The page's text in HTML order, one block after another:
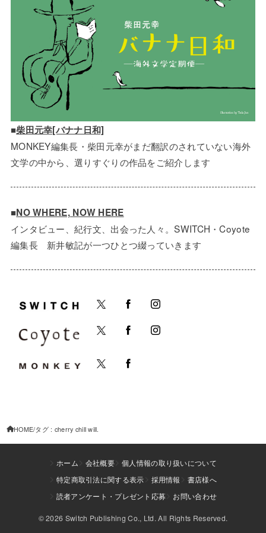
■柴田元幸[バナナ日和]
MONKEY編集長・柴田元幸がまだ翻訳のされていない海外
文学の中から、選りすぐりの作品をご紹介します
■NO WHERE, NOW HERE
インタビュー、紀行文、出会った人々。SWITCH・Coyote
編集長 新井敏記が一つひとつ綴っていきます
HOME タグ : cherry chill will.
ホーム 会社概要
個人情報の取り扱いについて
特定商取引法に関する表示
採用情報
書店様へ
読者アンケート・プレゼント応募
お問い合わせ
© 2026 Switch Publishing Co., Ltd. All Rights Reserved.